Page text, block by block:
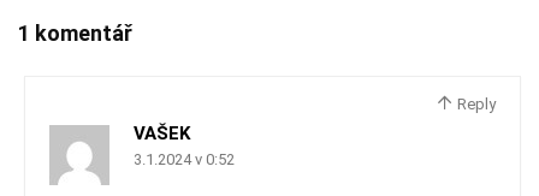
1 komentář
Reply
VAŠEK
3.1.2024 v 0:52